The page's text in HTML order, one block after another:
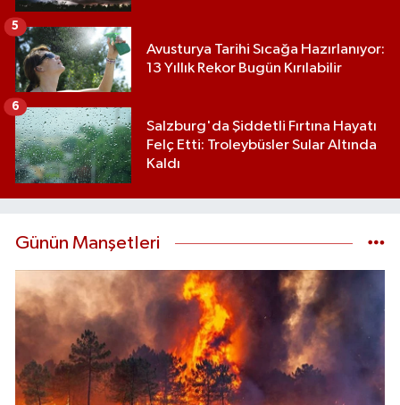
Avusturya Tarihi Sıcağa Hazırlanıyor:
13 Yıllık Rekor Bugün Kırılabilir
5
Salzburg'da Şiddetli Fırtına Hayatı
Felç Etti: Troleybüsler Sular Altında
Kaldı
6
Günün Manşetleri